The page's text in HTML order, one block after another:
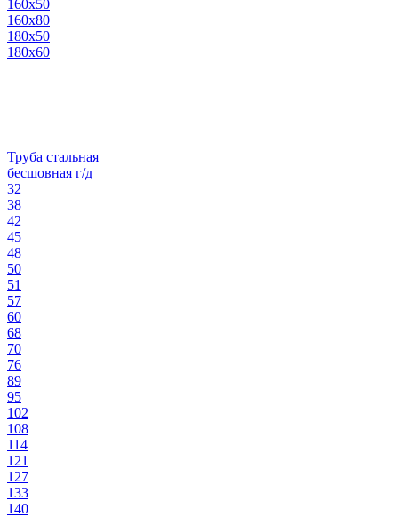
160х50
160х80
180х50
180х60
Труба стальная
бесшовная г/д
32
38
42
45
48
50
51
57
60
68
70
76
89
95
102
108
114
121
127
133
140